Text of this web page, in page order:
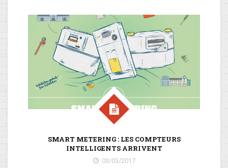
SMART METERING : LES COMPTEURS
INTELLIGENTS ARRIVENT
03/03/2017